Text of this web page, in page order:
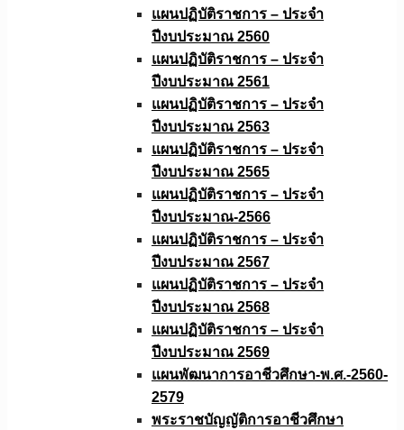
แผนปฏิบัติราชการ – ประจำ
ปีงบประมาณ 2560
แผนปฏิบัติราชการ – ประจำ
ปีงบประมาณ 2561
แผนปฏิบัติราชการ – ประจำ
ปีงบประมาณ 2563
แผนปฏิบัติราชการ – ประจำ
ปีงบประมาณ 2565
แผนปฏิบัติราชการ – ประจำ
ปีงบประมาณ-2566
แผนปฏิบัติราชการ – ประจำ
ปีงบประมาณ 2567
แผนปฏิบัติราชการ – ประจำ
ปีงบประมาณ 2568
แผนปฏิบัติราชการ – ประจำ
ปีงบประมาณ 2569
แผนพัฒนาการอาชีวศึกษา-พ.ศ.-2560-
2579
พระราชบัญญัติการอาชีวศึกษา